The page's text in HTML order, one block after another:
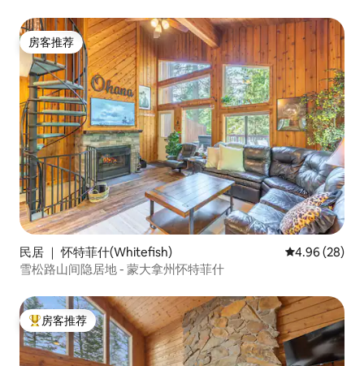
房客推荐
房客推荐
民居 ｜ 怀特菲什(Whitefish) 平均评分 4.96
4.96 (28)
雪松路山间隐居地 - 蒙大拿州怀特菲什
热门「房客推荐」
房客推荐